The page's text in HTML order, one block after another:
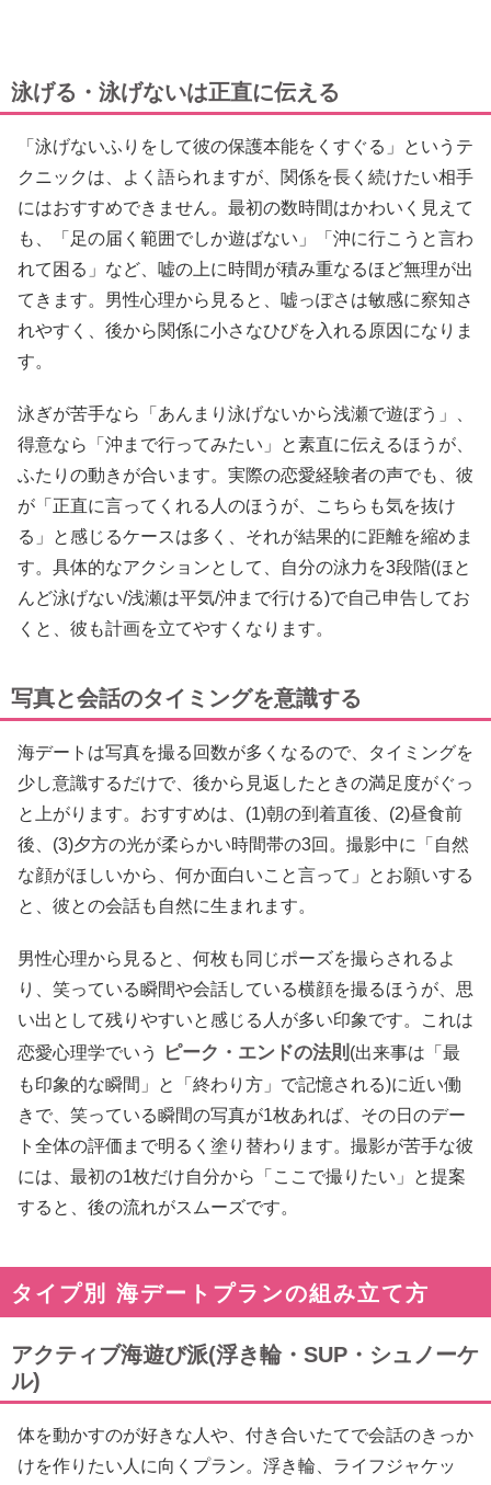
泳げる・泳げないは正直に伝える
「泳げないふりをして彼の保護本能をくすぐる」というテ
クニックは、よく語られますが、関係を長く続けたい相手
にはおすすめできません。最初の数時間はかわいく見えて
も、「足の届く範囲でしか遊ばない」「沖に行こうと言わ
れて困る」など、嘘の上に時間が積み重なるほど無理が出
てきます。男性心理から見ると、嘘っぽさは敏感に察知さ
れやすく、後から関係に小さなひびを入れる原因になりま
す。
泳ぎが苦手なら「あんまり泳げないから浅瀬で遊ぼう」、
得意なら「沖まで行ってみたい」と素直に伝えるほうが、
ふたりの動きが合います。実際の恋愛経験者の声でも、彼
が「正直に言ってくれる人のほうが、こちらも気を抜け
る」と感じるケースは多く、それが結果的に距離を縮めま
す。具体的なアクションとして、自分の泳力を3段階(ほと
んど泳げない/浅瀬は平気/沖まで行ける)で自己申告してお
くと、彼も計画を立てやすくなります。
写真と会話のタイミングを意識する
海デートは写真を撮る回数が多くなるので、タイミングを
少し意識するだけで、後から見返したときの満足度がぐっ
と上がります。おすすめは、(1)朝の到着直後、(2)昼食前
後、(3)夕方の光が柔らかい時間帯の3回。撮影中に「自然
な顔がほしいから、何か面白いこと言って」とお願いする
と、彼との会話も自然に生まれます。
男性心理から見ると、何枚も同じポーズを撮らされるよ
り、笑っている瞬間や会話している横顔を撮るほうが、思
い出として残りやすいと感じる人が多い印象です。これは
恋愛心理学でいう
ピーク・エンドの法則 (出来事は「最
も印象的な瞬間」と「終わり方」で記憶される)に近い働
きで、笑っている瞬間の写真が1枚あれば、その日のデー
ト全体の評価まで明るく塗り替わります。撮影が苦手な彼
には、最初の1枚だけ自分から「ここで撮りたい」と提案
すると、後の流れがスムーズです。
タイプ別 海デートプランの組み立て方
アクティブ海遊び派(浮き輪・SUP・シュノーケ
ル)
体を動かすのが好きな人や、付き合いたてで会話のきっか
けを作りたい人に向くプラン。浮き輪、ライフジャケッ